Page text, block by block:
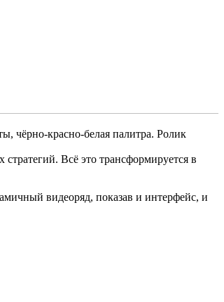
чёрно-красно-белая палитра. Ролик
Всё это трансформируется в
видеоряд, показав и интерфейс, и